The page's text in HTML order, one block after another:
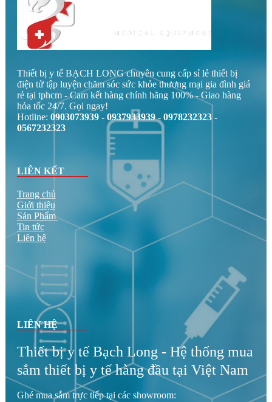
Thiết bị y tế BẠCH LONG chuyên cung cấp sỉ lẻ thiết bị
điện tử tập luyện chăm sóc sức khỏe thương mại gia đình giá
rẻ tại tphcm - Cam kết hàng chính hãng 100% - Giao hàng
hỏa tốc 24/7. Gọi ngay!
Hotline: 0903073939 - 0937933939 - 0978232323 -
0567232323
LIÊN KẾT
Trang chủ
Giới thiệu
Sản Phẩm
Tin tức
Liên hệ
LIÊN HỆ
Thiết bị y tế Bạch Long - Hệ thống mua
sắm thiết bị y tế hàng đầu tại Việt Nam
Ghé mua sắm trực tiếp tại các showroom: